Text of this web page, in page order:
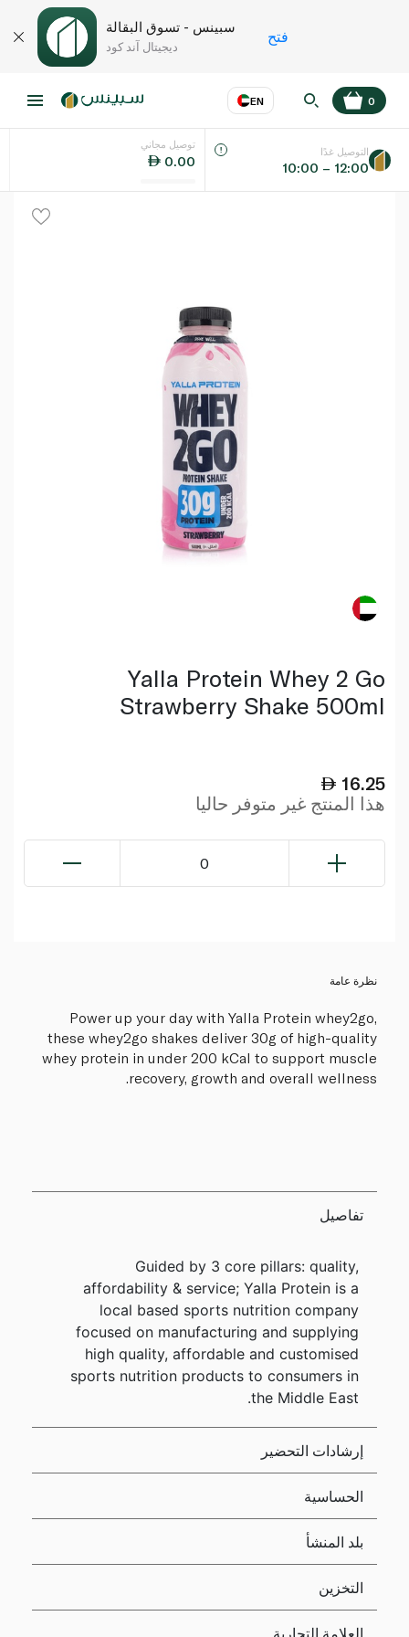
سبينس - تسوق البقالة
ديجيتال آند كود
فتح
EN
اللغة عر
0
توصيل مجاني
0.00
التوصيل غدًا
10:00 – 12:00
Yalla Protein Whey 2 Go
Strawberry Shake 500ml
16.25
هذا المنتج غير متوفر حاليا
0
نظرة عامة
Power up your day with Yalla Protein whey2go,
these whey2go shakes deliver 30g of high-quality
whey protein in under 200 kCal to support muscle
recovery, growth and overall wellness.
تفاصيل
Guided by 3 core pillars: quality,
affordability & service; Yalla Protein is a
local based sports nutrition company
focused on manufacturing and supplying
high quality, affordable and customised
sports nutrition products to consumers in
the Middle East.
إرشادات التحضير
الحساسية
بلد المنشأ
التخزين
العلامة التجارية